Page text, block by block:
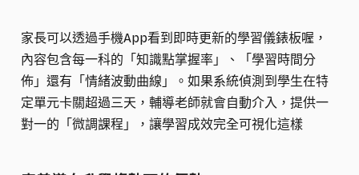
家長可以透過手機App看到即時更新的學習儀錶板喔，
內容包含每一科的「知識點掌握率」、「學習時間分
佈」還有「情緒波動曲線」。如果系統偵測到學生在特
定單元卡關超過三天，輔導老師就會自動介入，提供一
對一的「微調課程」，讓學習成效完全可視化這樣